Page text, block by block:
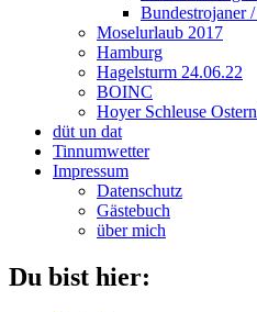
Bundestrojaner
Moselurlaub 2017
Hamburg
Hagelsturm 24.06.22
BOINC
Hoyer Schleuse
düt un dat
Tinnumwetter
Impressum
Datenschutz
Gästebuch
über mich
Du bist hier: